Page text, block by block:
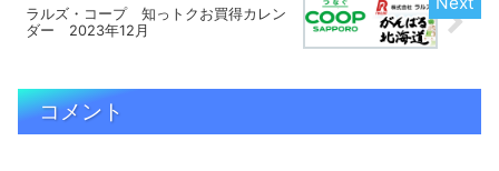
ラルズ・コープ 知っトクお買得カレン
ダー 2023年12月
コメント